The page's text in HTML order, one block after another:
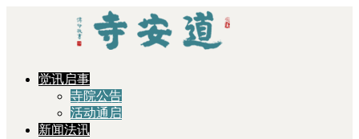
觉讯启事
寺院公告
活动通启
新闻法讯